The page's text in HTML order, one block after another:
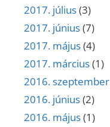
2017. július(3)
2017. június(7)
2017. május(4)
2017. március(1)
2016. szeptember
2016. június(2)
2016. május(1)